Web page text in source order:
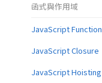
函式與作用域
JavaScript Function
JavaScript Closure
JavaScript Hoisting